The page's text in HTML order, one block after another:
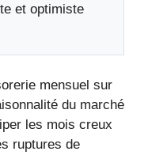
et optimiste
mensuel sur
du marché
les mois creux
ruptures de